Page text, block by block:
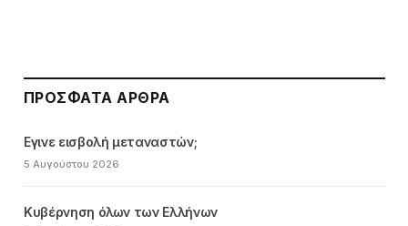
ΠΡΌΣΦΑΤΑ ΆΡΘΡΑ
Εγινε εισβολή μεταναστών;
5 Αυγούστου 2026
Κυβέρνηση όλων των Ελλήνων